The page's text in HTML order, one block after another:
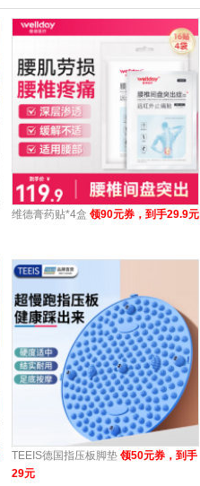
维德膏药贴*4盒 领90元券，到手29.9元
TEEIS德国指压板脚垫 领50元券，到手
29元